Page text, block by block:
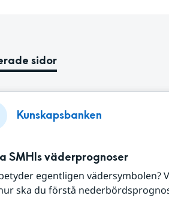
sidor
Kunskapsbanken
SMHIs väderprognoser
egentligen vädersymbolen?
ska du förstå